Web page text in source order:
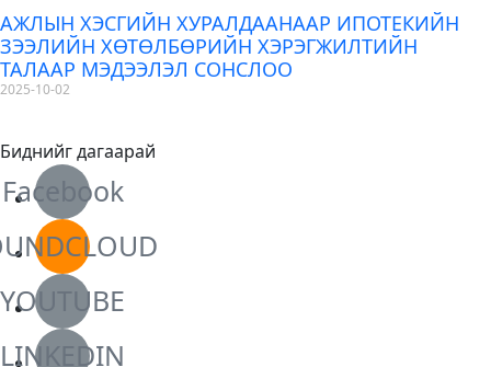
АЖЛЫН ХЭСГИЙН ХУРАЛДААНААР ИПОТЕКИЙН
ЗЭЭЛИЙН ХӨТӨЛБӨРИЙН ХЭРЭГЖИЛТИЙН
ТАЛААР МЭДЭЭЛЭЛ СОНСЛОО
2025-10-02
Биднийг дагаарай
Facebook
YOUTUBE
LINKEDIN